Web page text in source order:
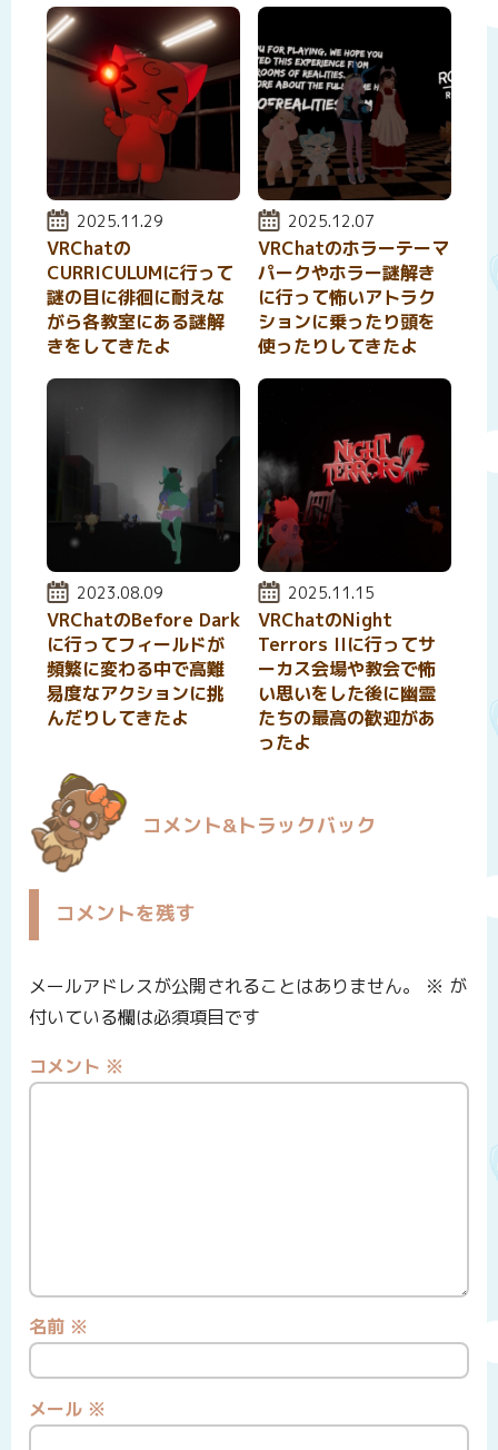
投稿日:
2025.11.29
VRChatの
CURRICULUMに行って
謎の目に徘徊に耐えな
がら各教室にある謎解
きをしてきたよ
投稿日:
2025.12.07
VRChatのホラーテーマ
パークやホラー謎解き
に行って怖いアトラク
ションに乗ったり頭を
使ったりしてきたよ
投稿日:
2023.08.09
VRChatのBefore Dark
に行ってフィールドが
頻繁に変わる中で高難
易度なアクションに挑
んだりしてきたよ
投稿日:
2025.11.15
VRChatのNight
Terrors IIに行ってサ
ーカス会場や教会で怖
い思いをした後に幽霊
たちの最高の歓迎があ
ったよ
コメント&トラックバック
コメントを残す
メールアドレスが公開されることはありません。 ※ が
付いている欄は必須項目です
コメント ※
名前 ※
メール ※